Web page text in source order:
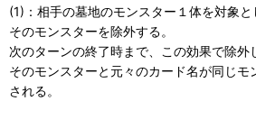
(1)：相手の墓地のモンスター１体を対象と
そのモンスターを除外する。
次のターンの終了時まで、この効果で除外
そのモンスターと元々のカード名が同じモ
される。